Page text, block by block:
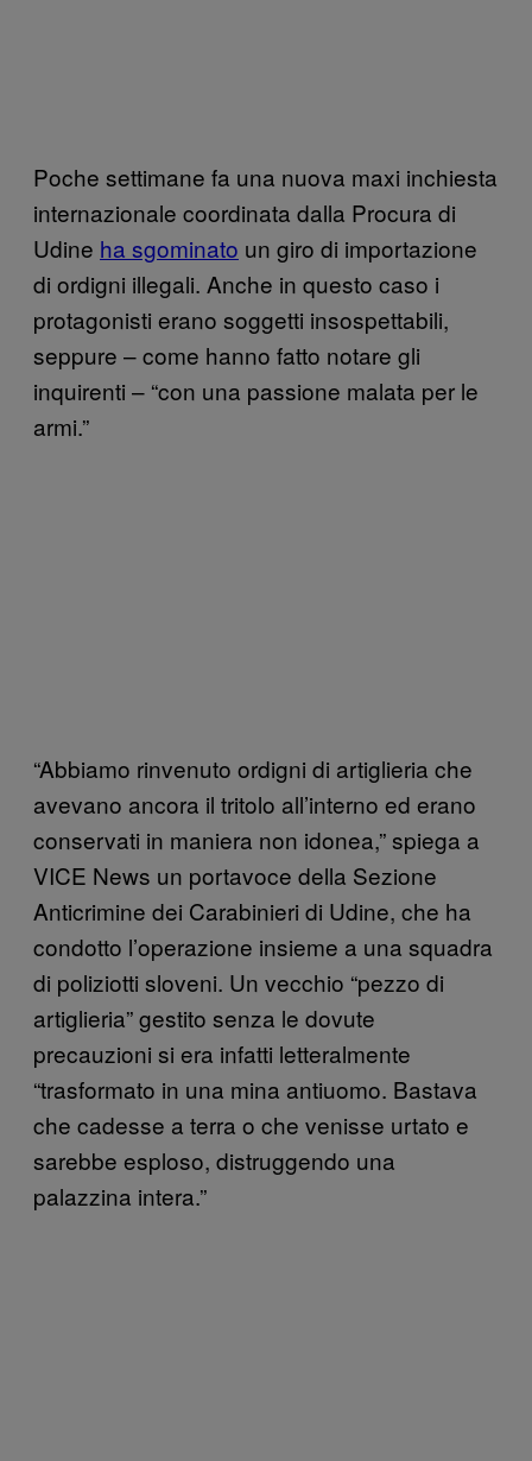
Poche settimane fa una nuova maxi inchiesta
internazionale coordinata dalla Procura di
Udine ha sgominato un giro di importazione
di ordigni illegali. Anche in questo caso i
protagonisti erano soggetti insospettabili,
seppure – come hanno fatto notare gli
inquirenti – “con una passione malata per le
armi.”
“Abbiamo rinvenuto ordigni di artiglieria che
avevano ancora il tritolo all’interno ed erano
conservati in maniera non idonea,” spiega a
VICE News un portavoce della Sezione
Anticrimine dei Carabinieri di Udine, che ha
condotto l’operazione insieme a una squadra
di poliziotti sloveni. Un vecchio “pezzo di
artiglieria” gestito senza le dovute
precauzioni si era infatti letteralmente
“trasformato in una mina antiuomo. Bastava
che cadesse a terra o che venisse urtato e
sarebbe esploso, distruggendo una
palazzina intera.”